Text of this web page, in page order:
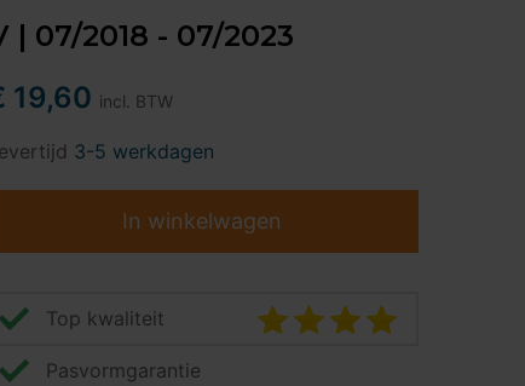
07/2018 - 07/2023
19,60 incl. BTW
3-5 werkdagen
In winkelwagen
Top kwaliteit
Pasvormgarantie